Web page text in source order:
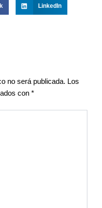
LinkedIn
no será publicada. Los
con *